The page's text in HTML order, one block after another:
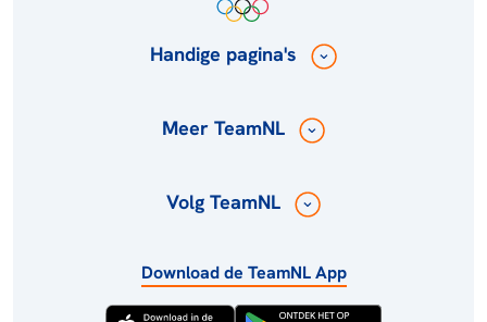
Handige pagina's
Meer TeamNL
Volg TeamNL
Download de TeamNL App